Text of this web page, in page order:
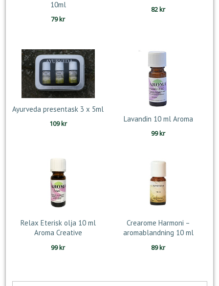
10ml
79kr
82kr
Ayurveda presentask 3 x 5ml
109kr
Lavandin 10 ml Aroma
99kr
Relax Eterisk olja 10 ml
Aroma Creative
99kr
Crearome Harmoni –
aromablandning 10 ml
89kr